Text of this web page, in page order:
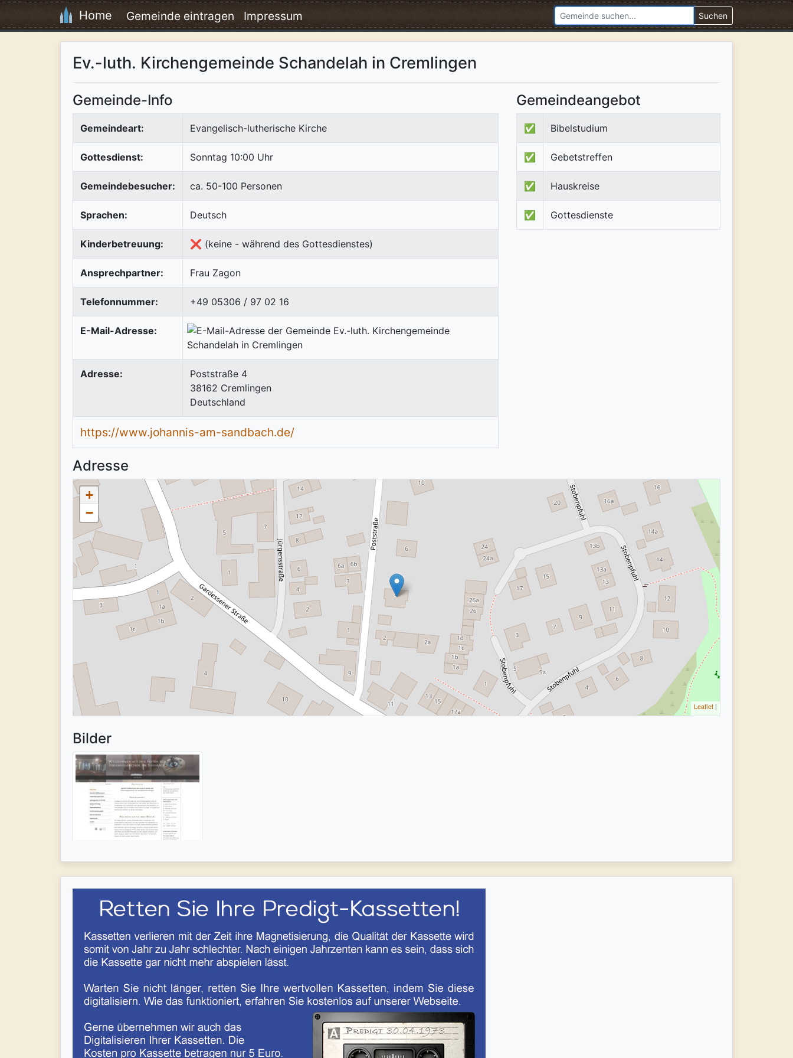
Home Gemeinde eintragen Impressum Suchen
Ev.-luth. Kirchengemeinde Schandelah in Cremlingen
Gemeinde-Info
Gemeindeart: Evangelisch-lutherische Kirche
Gottesdienst: Sonntag 10:00 Uhr
Gemeindebesucher: ca. 50-100 Personen
Sprachen: Deutsch
Kinderbetreuung: ❌ (keine - während des Gottesdienstes)
Ansprechpartner: Frau Zagon
Telefonnummer: +49 05306 / 97 02 16
E-Mail-Adresse:
Adresse:
Poststraße 4
38162 Cremlingen
Deutschland
https://www.johannis-am-sandbach.de/
Gemeindeangebot
✅ Bibelstudium
✅ Gebetstreffen
✅ Hauskreise
✅ Gottesdienste
Adresse
+
−
Leaflet |
Bilder